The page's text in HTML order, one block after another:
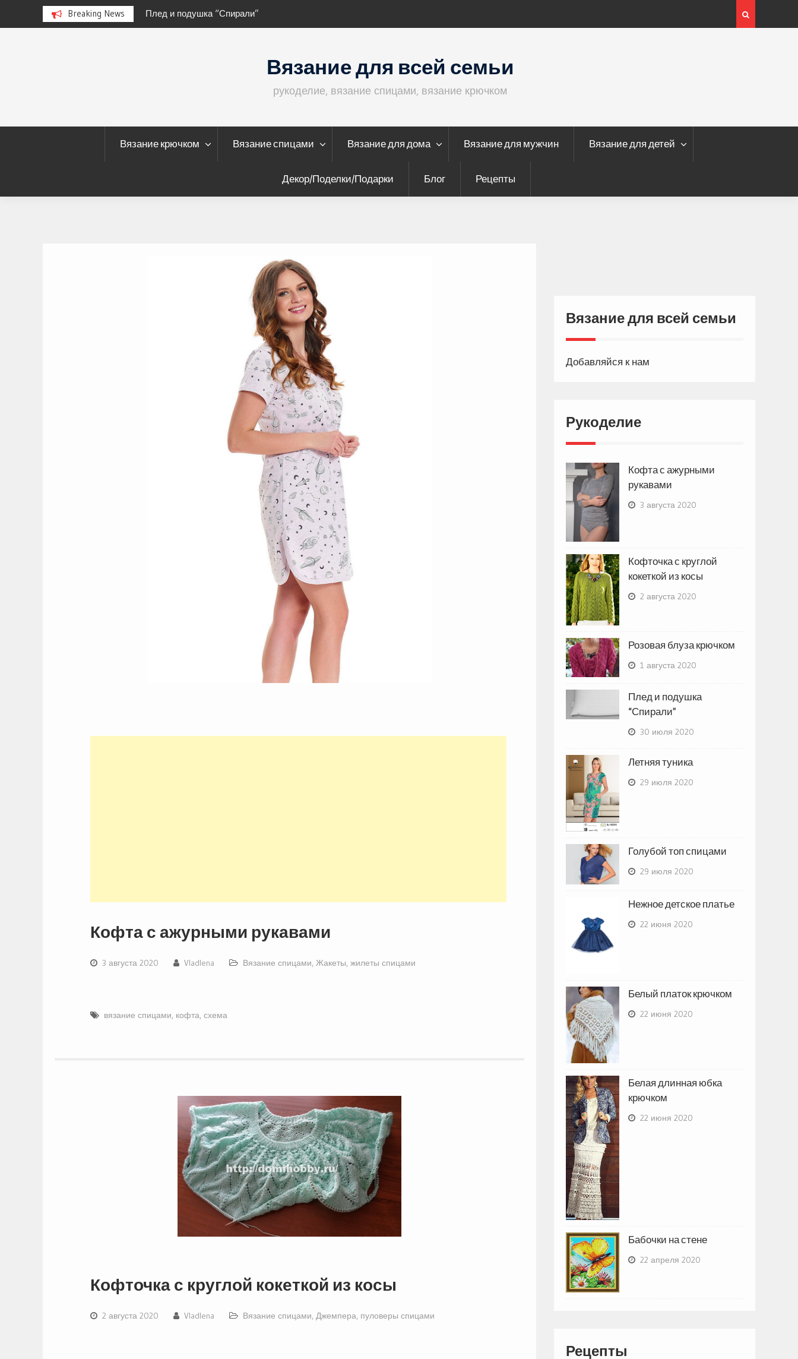
Breaking News Плед и подушка “Спирали”
Вязание для всей семьи
рукоделие, вязание спицами, вязание крючком
Вязание крючком Вязание спицами Вязание для дома Вязание для мужчин Вязание для детей
Декор/Поделки/Подарки Блог Рецепты
Кофта с ажурными рукавами
3 августа 2020 Vladlena Вязание спицами, Жакеты, жилеты спицами
вязание спицами, кофта, схема
Кофточка с круглой кокеткой из косы
2 августа 2020 Vladlena Вязание спицами, Джемпера, пуловеры спицами
Вязание для всей семьи
Добавляйся к нам
Рукоделие
Кофта с ажурными
рукавами
3 августа 2020
Кофточка с круглой
кокеткой из косы
2 августа 2020
Розовая блуза крючком
1 августа 2020
Плед и подушка
“Спирали”
30 июля 2020
Летняя туника
29 июля 2020
Голубой топ спицами
29 июля 2020
Нежное детское платье
22 июня 2020
Белый платок крючком
22 июня 2020
Белая длинная юбка
крючком
22 июня 2020
Бабочки на стене
22 апреля 2020
Рецепты